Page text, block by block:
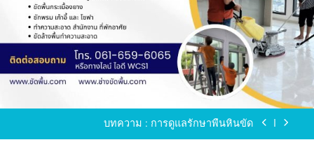
ขัดพื้นหินขัด อบต.แหลมบัวนครปฐม
ขัดพื้นหินอ่อน โทร.0616596065 ไลน์ WCS1
บทความ : การดูแลรักษาพื้นหินขัด